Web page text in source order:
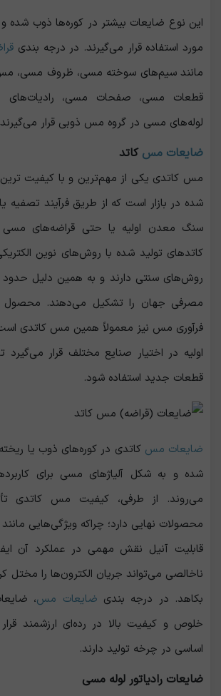
این نوع ضایعات بیشتر در کوره‌ها ذوب شده
مورد استفاده قرار می‌گیرند. در درجه ‌بندی
مانند سیم‌های سوخته مسی، ظروف مسی، مس
قطعات مسی، صفحات مسی،
لوله‌های مسی در گروه مس ذوبی قرار
ضایعات مس کاتد
مس کاتدی یکی از مهم‌ترین و با کیفیت
شده در بازار است که از طریق فرآیند تصفیه
سنگ معدن اولیه یا حتی قراضه‌های
کاتدهای تولید شده با روش‌های نوین
مصرفی جهان را تشکیل می‌دهند. محصول
فرآوری مس نیز معمولاً همین مس کاتدی است
اولیه در اختیار صنایع مختلف قرار می‌گیرد
قطعات جدید استفاده شود.
ضایعات مس کاتدی در کوره‌های ذوب یا
شده و به شکل آلیاژهای مسی برای
می‌روند. از طرفی، کیفیت مس کاتدی
محصولات نهایی دارد؛ چراکه ویژگی‌هایی
قابلیت آنیل نقش مهمی در عملکرد آن
ناخالصی می‌تواند جریان الکترون‌ها را مختل
بکاهد. در درجه ‌بندی ضایعات مس،
خلوص و کیفیت بالا در رده‌ای ارزشمند
اساسی در چرخه تولید دارند.
ضایعات رادیاتور لوله مسی